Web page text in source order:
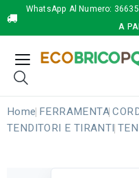
WhatsApp Al Numero:
A
Home FERRAMENTA
TENDITORI E TIRANTI